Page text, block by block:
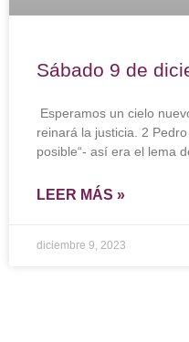
Sábado 9 de
Esperamos un cielo
reinará la justicia. 2
posible“- así era el lema
LEER MÁS »
diciembre 9, 2023